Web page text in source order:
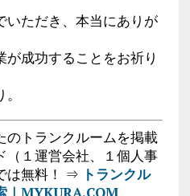
いただき、本当にありが
成功することをお祈り
のトランクルームを掲載
（１運営会社、１個人事
は無料！ ⇒ トランクル